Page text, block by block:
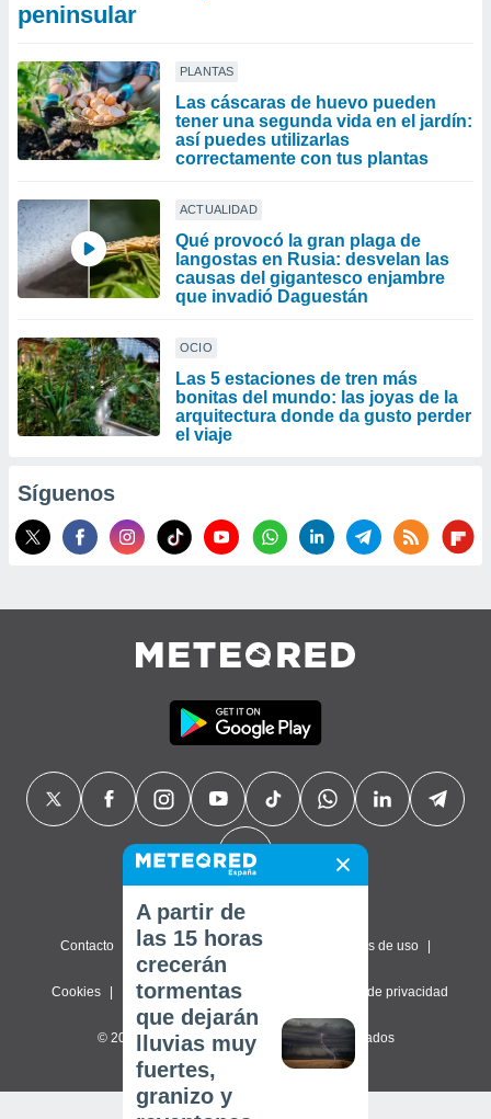
peninsular
PLANTAS
Las cáscaras de huevo pueden
tener una segunda vida en el jardín:
así puedes utilizarlas
correctamente con tus plantas
ACTUALIDAD
Qué provocó la gran plaga de
langostas en Rusia: desvelan las
causas del gigantesco enjambre
que invadió Daguestán
OCIO
Las 5 estaciones de tren más
bonitas del mundo: las joyas de la
arquitectura donde da gusto perder
el viaje
Síguenos
Contacto Sobre nosotros Términos de uso
Cookies Política de privacidad Configuración de privacidad
© 2026 Meteored. Todos los derechos reservados
A partir de
las 15 horas
crecerán
tormentas
que dejarán
lluvias muy
fuertes,
granizo y